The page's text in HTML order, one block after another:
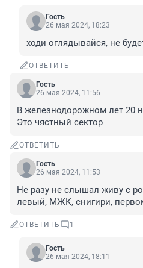
Гость
26 мая 2024, 18:23
ходи оглядывайся, не
ОТВЕТИТЬ
Гость
26 мая 2024, 11:56
В железнодорожном лет 20
Это чястный сектор
ОТВЕТИТЬ
Гость
26 мая 2024, 11:53
Не разу не слышал живу с
левый, МЖК, снигири,
ОТВЕТИТЬ 1
Гость
26 мая 2024, 18:11